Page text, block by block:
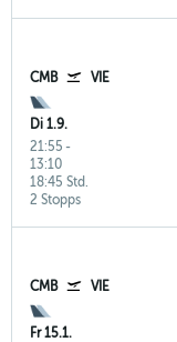
CMB VIE
Di 1.9.
21:55 -
13:10
2 Stopps
18:45 Std.
CMB VIE
Fr 15.1.